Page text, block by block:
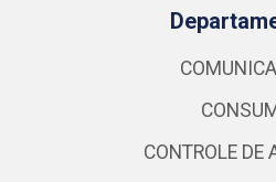
CONTROLE DE